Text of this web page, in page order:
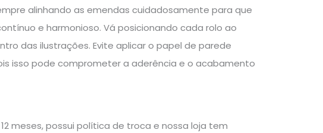
alinhando as emendas cuidadosamente para que
e harmonioso. Vá posicionando cada rolo ao
das ilustrações. Evite aplicar o papel de parede
isso pode comprometer a aderência e o acabamento
meses, possui política de troca e nossa loja tem